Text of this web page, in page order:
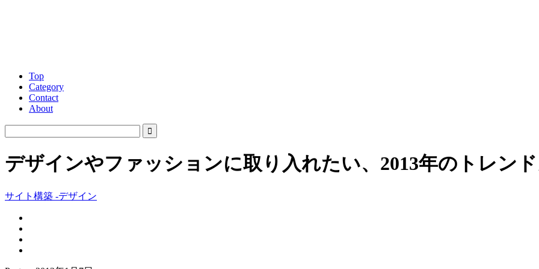
Top
Category
Contact
About
デザインやファッションに取り入れたい、2013年のトレン
サイト構築 -デザイン